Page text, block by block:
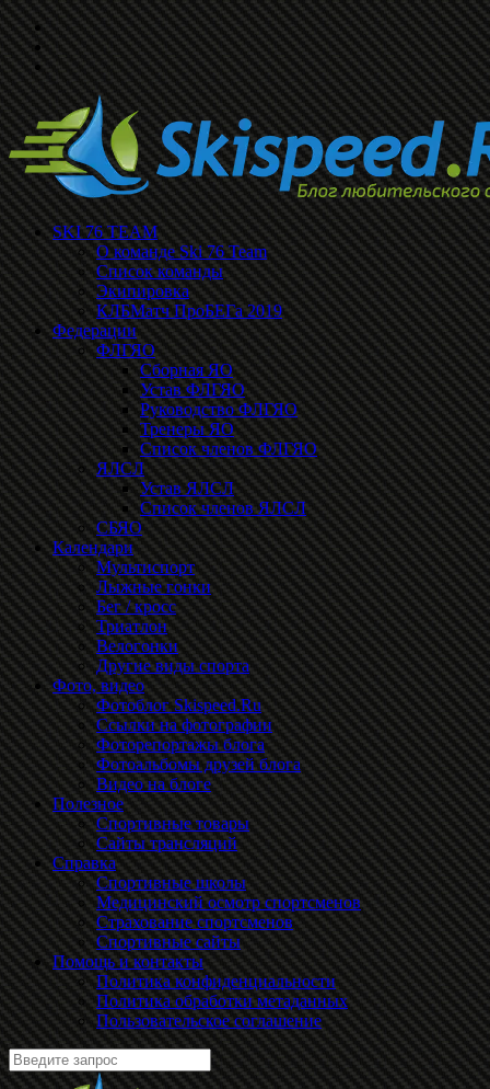
SKI 76 TEAM
О команде Ski 76 Team
Список команды
Экипировка
КЛБМатч ПроБЕГа 2019
Федерации
ФЛГЯО
Сборная ЯО
Устав ФЛГЯО
Руководство ФЛГЯО
Тренеры ЯО
Список членов ФЛГЯО
ЯЛСЛ
Устав ЯЛСЛ
Список членов ЯЛСЛ
СБЯО
Календари
Мультиспорт
Лыжные гонки
Бег / кросс
Триатлон
Велогонки
Другие виды спорта
Фото, видео
Фотоблог Skispeed.Ru
Ссылки на фотографии
Фоторепортажы блога
Фотоальбомы друзей блога
Видео на блоге
Полезное
Спортивные товары
Сайты трансляций
Справка
Спортивные школы
Медицинский осмотр спортсменов
Страхование спортсменов
Спортивные сайты
Помощь и контакты
Политика конфиденциальности
Политика обработки метаданных
Пользовательское соглашение